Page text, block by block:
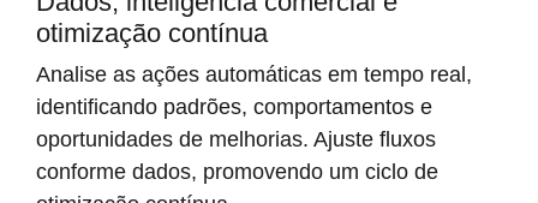
otimização contínua
Analise as ações automáticas em tempo real,
identificando padrões, comportamentos e
oportunidades de melhorias. Ajuste fluxos
conforme dados, promovendo um ciclo de